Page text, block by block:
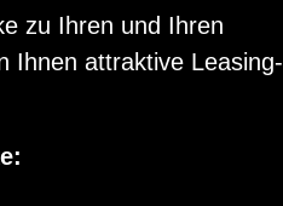
zu Ihren und Ihren
Ihnen attraktive Leasing-